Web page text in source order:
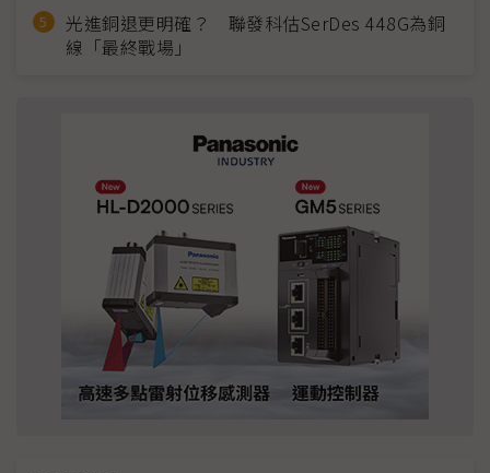
光進銅退更明確？ 聯發科估SerDes 448G為銅
線「最終戰場」